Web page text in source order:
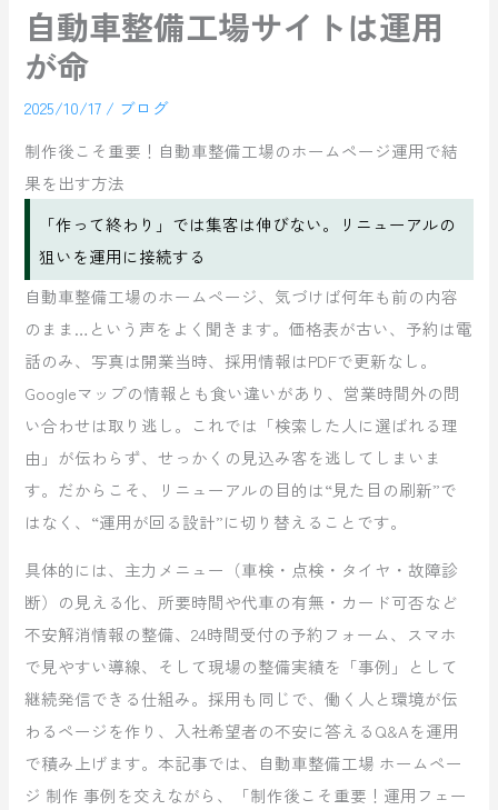
自動車整備工場サイトは運用
が命
2025/10/17 / ブログ
制作後こそ重要！自動車整備工場のホームページ運用で結
果を出す方法
「作って終わり」では集客は伸びない。リニューアルの
狙いを運用に接続する
自動車整備工場のホームページ、気づけば何年も前の内容
のまま…という声をよく聞きます。価格表が古い、予約は電
話のみ、写真は開業当時、採用情報はPDFで更新なし。
Googleマップの情報とも食い違いがあり、営業時間外の問
い合わせは取り逃し。これでは「検索した人に選ばれる理
由」が伝わらず、せっかくの見込み客を逃してしまいま
す。だからこそ、リニューアルの目的は“見た目の刷新”で
はなく、“運用が回る設計”に切り替えることです。
具体的には、主力メニュー（車検・点検・タイヤ・故障診
断）の見える化、所要時間や代車の有無・カード可否など
不安解消情報の整備、24時間受付の予約フォーム、スマホ
で見やすい導線、そして現場の整備実績を「事例」として
継続発信できる仕組み。採用も同じで、働く人と環境が伝
わるページを作り、入社希望者の不安に答えるQ&Aを運用
で積み上げます。本記事では、自動車整備工場 ホームペー
ジ 制作 事例を交えながら、「制作後こそ重要！運用フェー